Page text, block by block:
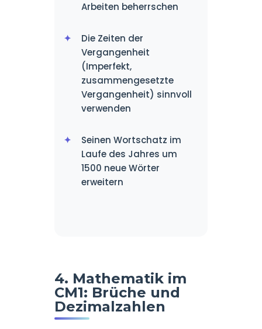
Arbeiten beherrschen
Die Zeiten der
Vergangenheit
(Imperfekt,
zusammengesetzte
Vergangenheit) sinnvoll
verwenden
Seinen Wortschatz im
Laufe des Jahres um
1500 neue Wörter
erweitern
4. Mathematik im
CM1: Brüche und
Dezimalzahlen